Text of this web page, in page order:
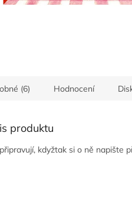
(6) Hodnocení
produktu
kdyžtak si o ně napište